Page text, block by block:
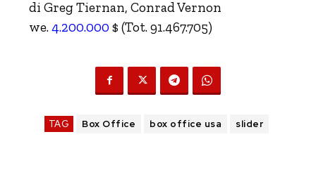
di Greg Tiernan, Conrad Vernon
we.4.200.000 $ (Tot. 91.467.705)
TAG Box Office box office usa slider